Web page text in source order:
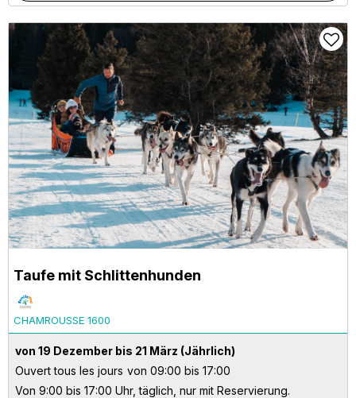
Taufe mit Schlittenhunden
CHAMROUSSE 1600
von 19 Dezember bis 21 März (Jährlich)
Ouvert tous les jours von 09:00 bis 17:00
Von 9:00 bis 17:00 Uhr, täglich, nur mit Reservierung.